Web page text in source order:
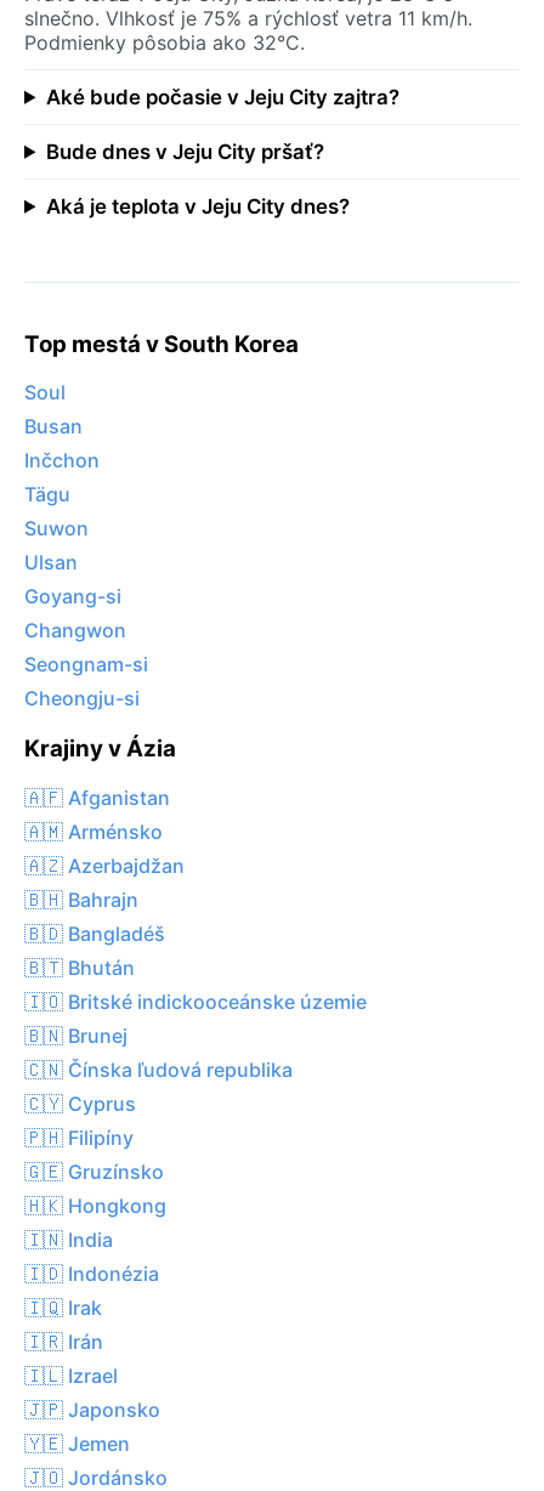
slnečno. Vlhkosť je 75% a rýchlosť vetra 11 km/h.
Podmienky pôsobia ako 32°C.
Aké bude počasie v Jeju City zajtra?
Bude dnes v Jeju City pršať?
Aká je teplota v Jeju City dnes?
Top mestá v South Korea
Soul
Busan
Inčchon
Tägu
Suwon
Ulsan
Goyang-si
Changwon
Seongnam-si
Cheongju-si
Krajiny v Ázia
🇦🇫 Afganistan
🇦🇲 Arménsko
🇦🇿 Azerbajdžan
🇧🇭 Bahrajn
🇧🇩 Bangladéš
🇧🇹 Bhután
🇮🇴 Britské indickooceánske územie
🇧🇳 Brunej
🇨🇳 Čínska ľudová republika
🇨🇾 Cyprus
🇵🇭 Filipíny
🇬🇪 Gruzínsko
🇭🇰 Hongkong
🇮🇳 India
🇮🇩 Indonézia
🇮🇶 Irak
🇮🇷 Irán
🇮🇱 Izrael
🇯🇵 Japonsko
🇾🇪 Jemen
🇯🇴 Jordánsko